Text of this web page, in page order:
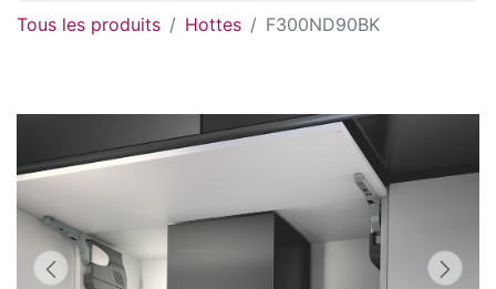
Tous les produits Hottes F300ND90BK